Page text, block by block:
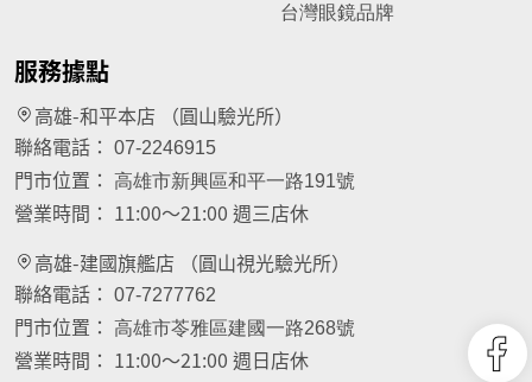
台灣眼鏡品牌
服務據點
高雄-和平本店 （圓山驗光所）
聯絡電話：
07-2246915
門市位置： 高雄市新興區和平一路191號
營業時間： 11:00～21:00 週三店休
高雄-建國旗艦店 （圓山視光驗光所）
聯絡電話：
07-7277762
門市位置： 高雄市苓雅區建國一路268號
營業時間： 11:00～21:00 週日店休